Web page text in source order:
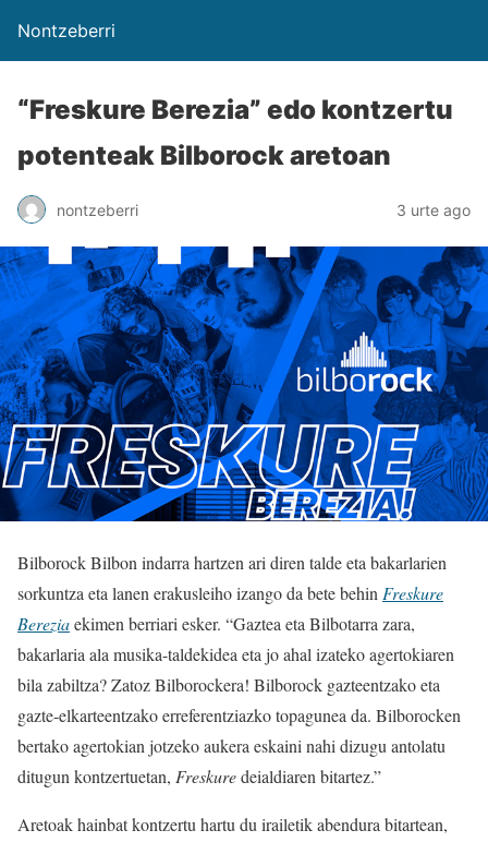
Nontzeberri
“Freskure Berezia” edo kontzertu
potenteak Bilborock aretoan
nontzeberri 3 urte ago
Bilborock Bilbon indarra hartzen ari diren talde eta bakarlarien
sorkuntza eta lanen erakusleiho izango da bete behinFreskure
Bereziaekimen berriari esker. “Gaztea eta Bilbotarra zara,
bakarlaria ala musika-taldekidea eta jo ahal izateko agertokiaren
bila zabiltza? Zatoz Bilborockera! Bilborock gazteentzako eta
gazte-elkarteentzako erreferentziazko topagunea da. Bilborocken
bertako agertokian jotzeko aukera eskaini nahi dizugu antolatu
ditugun kontzertuetan, Freskuredeialdiaren bitartez.”
Aretoak hainbat kontzertu hartu du irailetik abendura bitartean,